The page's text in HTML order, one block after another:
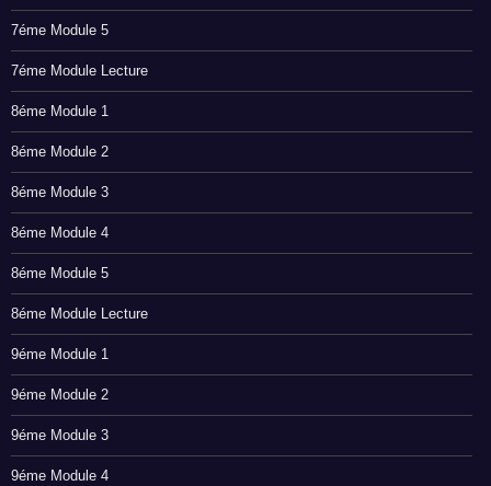
7éme Module 5
7éme Module Lecture
8éme Module 1
8éme Module 2
8éme Module 3
8éme Module 4
8éme Module 5
8éme Module Lecture
9éme Module 1
9éme Module 2
9éme Module 3
9éme Module 4